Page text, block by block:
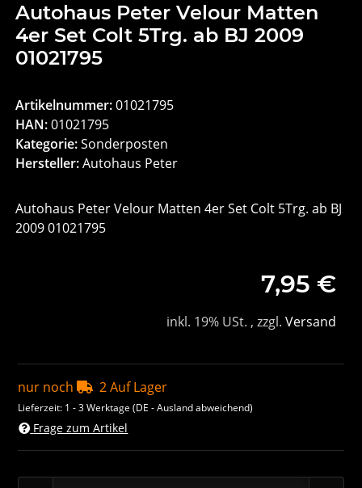
Autohaus Peter Velour Matten
4er Set Colt 5Trg. ab BJ 2009
01021795
Artikelnummer:01021795
HAN:01021795
Kategorie:Sonderposten
Hersteller:Autohaus Peter
Autohaus Peter Velour Matten 4er Set Colt 5Trg. ab BJ
2009 01021795
7,95 €
inkl. 19% USt. , zzgl. Versand
nur noch 2 Auf Lager
Lieferzeit: 1 - 3 Werktage(DE - Ausland abweichend)
Frage zum Artikel